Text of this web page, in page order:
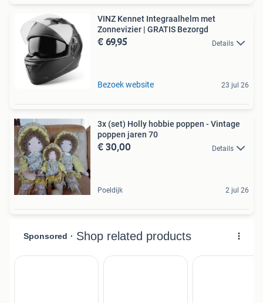
VINZ Kennet Integraalhelm met
Zonnevizier | GRATIS Bezorgd
€ 69,95 Details
Bezoek website 23 jul 26
3x (set) Holly hobbie poppen - Vintage
poppen jaren 70
€ 30,00 Details
Poeldijk 2 jul 26